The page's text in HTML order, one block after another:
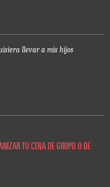
llevar a mis hijos
TU CENA DE GRUPO O DE